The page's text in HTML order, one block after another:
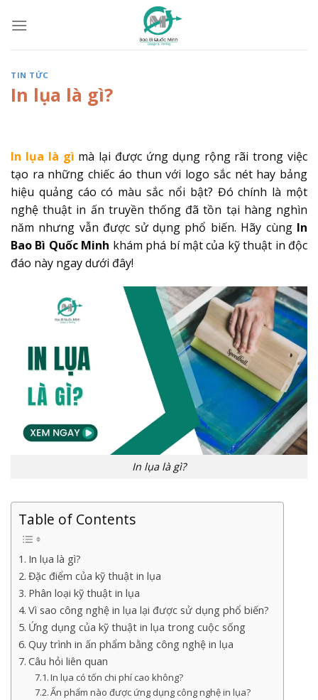
TIN TỨC
In lụa là gì?
In lụa là gì mà lại được ứng dụng rộng rãi trong việc
tạo ra những chiếc áo thun với logo sắc nét hay bảng
hiệu quảng cáo có màu sắc nổi bật? Đó chính là một
nghệ thuật in ấn truyền thống đã tồn tại hàng nghìn
năm nhưng vẫn được sử dụng phổ biến. Hãy cùngIn
Bao Bì Quốc Minh khám phá bí mật của kỹ thuật in độc
đáo này ngay dưới đây!
In lụa là gì?
Table of Contents
In lụa là gì?
Đặc điểm của kỹ thuật in lụa
Phân loại kỹ thuật in lụa
Vì sao công nghệ in lụa lại được sử dụng phổ biến?
Ứng dụng của kỹ thuật in lụa trong cuộc sống
Quy trình in ấn phẩm bằng công nghệ in lụa
Câu hỏi liên quan
In lụa có tốn chi phí cao không?
Ấn phẩm nào được ứng dụng công nghệ in lụa?